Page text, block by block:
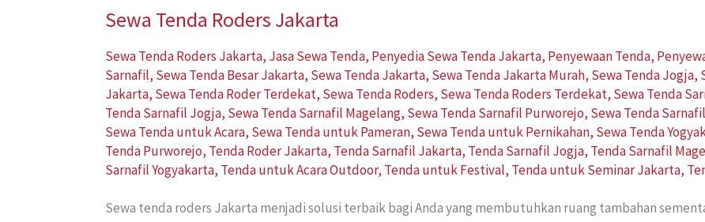
Sewa Tenda Roders Jakarta
Sewa Tenda Roders Jakarta, Jasa Sewa Tenda, Penyedia Sewa Tenda Jakarta, Penyewaan Tenda,
Sarnafil, Sewa Tenda Besar Jakarta, Sewa Tenda Jakarta, Sewa Tenda Jakarta Murah, Sewa Tenda Jogja,
Jakarta, Sewa Tenda Roder Terdekat, Sewa Tenda Roders, Sewa Tenda Roders Terdekat, Sewa Tenda
Tenda Sarnafil Jogja, Sewa Tenda Sarnafil Magelang, Sewa Tenda Sarnafil Purworejo, Sewa Tenda
Sewa Tenda untuk Acara, Sewa Tenda untuk Pameran, Sewa Tenda untuk Pernikahan, Sewa Tenda
Tenda Purworejo, Tenda Roder Jakarta, Tenda Sarnafil Jakarta, Tenda Sarnafil Jogja, Tenda Sarnafil
Sarnafil Yogyakarta, Tenda untuk Acara Outdoor, Tenda untuk Festival, Tenda untuk Seminar Jakarta,
Sewa tenda roders Jakarta menjadi solusi terbaik bagi Anda yang membutuhkan ruang tambahan